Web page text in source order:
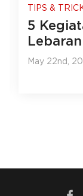
TIPS &
5
May 22nd,